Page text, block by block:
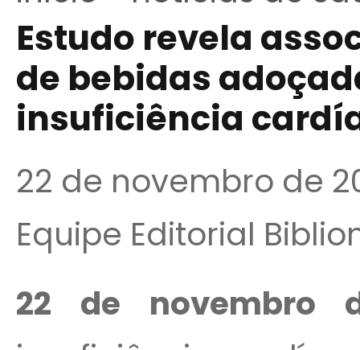
Estudo revela
de bebidas
insuficiência
22 de novembro de
Equipe Editorial
22 de novembro